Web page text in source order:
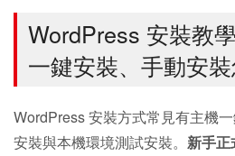
WordPress 安裝教
一鍵安裝、手動安
WordPress 安裝方式常見有主機
安裝與本機環境測試安裝。 新手正